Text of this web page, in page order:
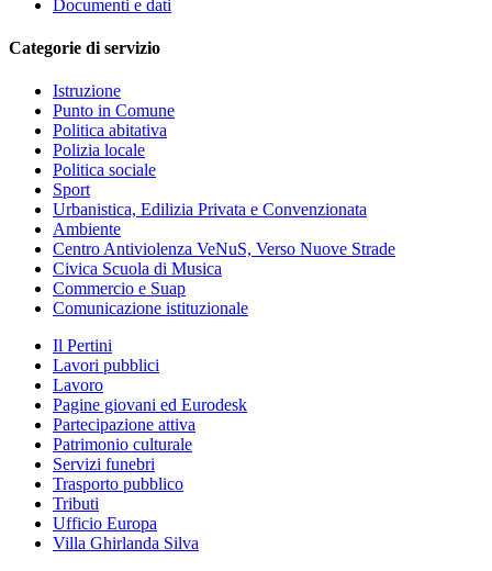
Documenti e dati
Categorie di servizio
Istruzione
Punto in Comune
Politica abitativa
Polizia locale
Politica sociale
Sport
Urbanistica, Edilizia Privata e Convenzionata
Ambiente
Centro Antiviolenza VeNuS, Verso Nuove Strade
Civica Scuola di Musica
Commercio e Suap
Comunicazione istituzionale
Il Pertini
Lavori pubblici
Lavoro
Pagine giovani ed Eurodesk
Partecipazione attiva
Patrimonio culturale
Servizi funebri
Trasporto pubblico
Tributi
Ufficio Europa
Villa Ghirlanda Silva